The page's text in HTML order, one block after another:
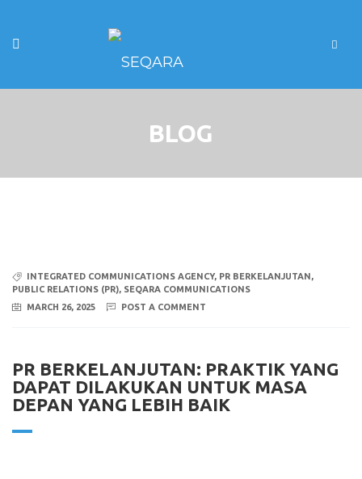
BLOG
INTEGRATED COMMUNICATIONS AGENCY, PR BERKELANJUTAN,
PUBLIC RELATIONS (PR), SEQARA COMMUNICATIONS
MARCH 26, 2025
POST A COMMENT
PR BERKELANJUTAN: PRAKTIK YANG
DAPAT DILAKUKAN UNTUK MASA
DEPAN YANG LEBIH BAIK